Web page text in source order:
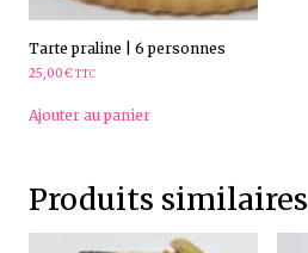
Tarte praline | 6 personnes
25,00€ TTC
Ajouter au panier
Produits similaires